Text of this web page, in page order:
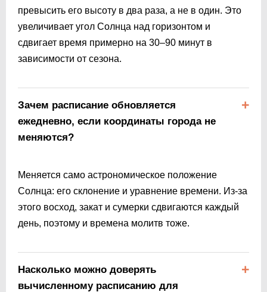
превысить его высоту в два раза, а не в один. Это
увеличивает угол Солнца над горизонтом и
сдвигает время примерно на 30–90 минут в
зависимости от сезона.
Зачем расписание обновляется
ежедневно, если координаты города не
меняются?
Меняется само астрономическое положение
Солнца: его склонение и уравнение времени. Из-за
этого восход, закат и сумерки сдвигаются каждый
день, поэтому и времена молитв тоже.
Насколько можно доверять
вычисленному расписанию для